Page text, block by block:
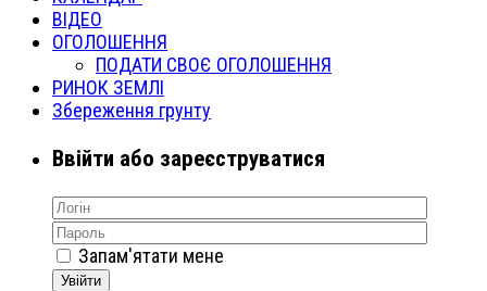
ВІДЕО
ОГОЛОШЕННЯ
ПОДАТИ СВОЄ ОГОЛОШЕННЯ
РИНОК ЗЕМЛІ
Збереження грунту
Ввійти або зареєструватися
Запам'ятати мене
Увійти